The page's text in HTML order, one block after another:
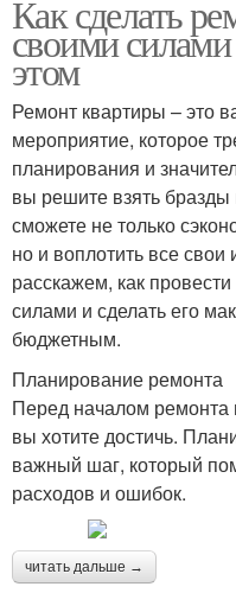
Как сделать
своими
этом
Ремонт квартиры – это
мероприятие, которое
планирования и
вы решите взять бразды
сможете не только
но и воплотить все
расскажем, как
силами и сделать его
бюджетным.
Планирование ремонта
Перед началом ремонта
вы хотите достичь.
важный шаг, который
расходов и ошибок.
читать дальше →